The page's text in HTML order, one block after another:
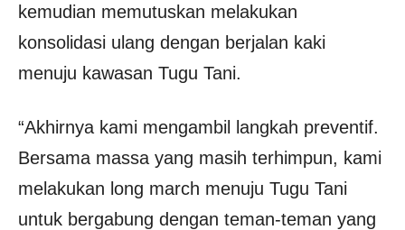
kemudian memutuskan melakukan
konsolidasi ulang dengan berjalan kaki
menuju kawasan Tugu Tani.
“Akhirnya kami mengambil langkah preventif.
Bersama massa yang masih terhimpun, kami
melakukan long march menuju Tugu Tani
untuk bergabung dengan teman-teman yang